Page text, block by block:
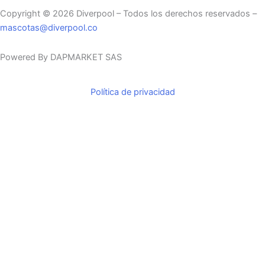
e
b
o
t
a
r
t
o
Copyright ©️ 2026 Diverpool – Todos los derechos reservados –
mascotas@diverpool.co
Powered By DAPMARKET SAS
Política de privacidad